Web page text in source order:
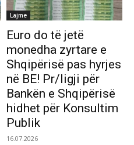
Lajme
Euro do të jetë
monedha zyrtare e
Shqipërisë pas hyrjes
në BE! Pr/ligji për
Bankën e Shqipërisë
hidhet për Konsultim
Publik
16.07.2026